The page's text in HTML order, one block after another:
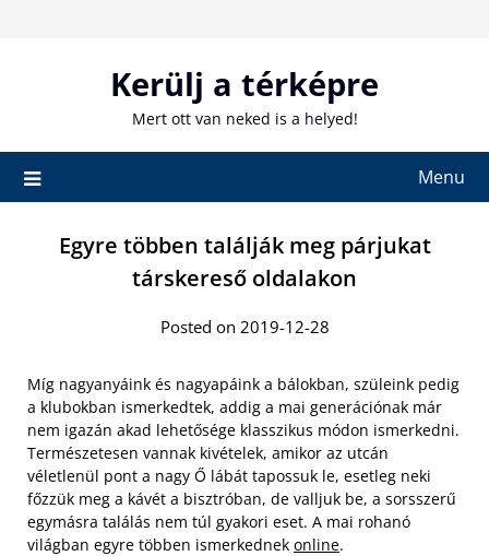
Kerülj a térképre
Mert ott van neked is a helyed!
Menu
Egyre többen találják meg párjukat
társkereső oldalakon
Posted on 2019-12-28
Míg nagyanyáink és nagyapáink a bálokban, szüleink pedig
a klubokban ismerkedtek, addig a mai generációnak már
nem igazán akad lehetősége klasszikus módon ismerkedni.
Természetesen vannak kivételek, amikor az utcán
véletlenül pont a nagy Ő lábát tapossuk le, esetleg neki
főzzük meg a kávét a bisztróban, de valljuk be, a sorsszerű
egymásra találás nem túl gyakori eset. A mai rohanó
világban egyre többen ismerkednek online.